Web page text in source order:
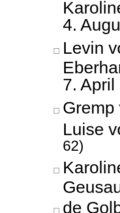
4.
Levin
7. April
Gremp
Luise
62)
de